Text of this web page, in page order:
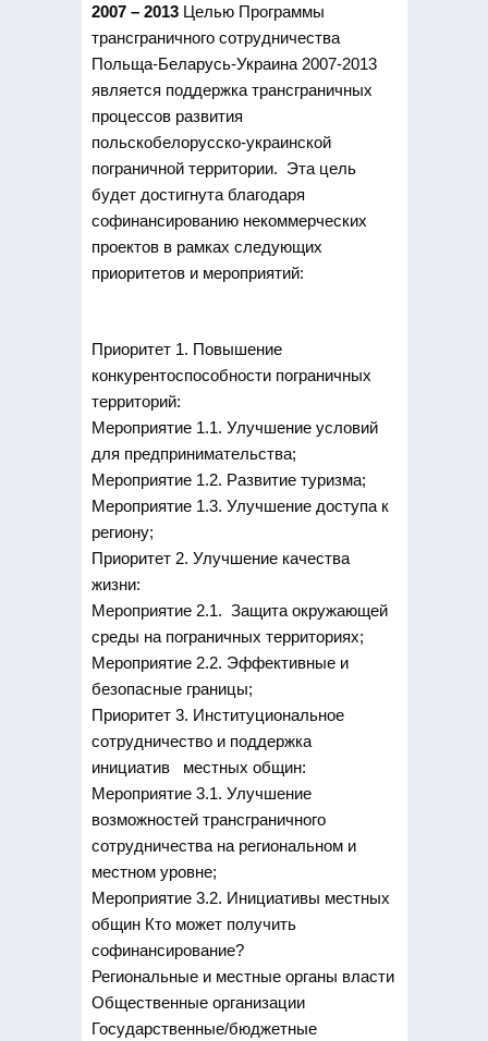
2007 – 2013Целью Программы
трансграничного сотрудничества
Польща-Беларусь-Украина 2007-2013
является поддержка трансграничных
процессов развития
польскобелорусско-украинской
пограничной территории. Эта цель
будет достигнута благодаря
софинансированию некоммерческих
проектов в рамках следующих
приоритетов и мероприятий:
Приоритет 1. Повышение
конкурентоспособности пограничных
территорий:
Мероприятие 1.1. Улучшение условий
для предпринимательства;
Мероприятие 1.2. Развитие туризма;
Мероприятие 1.3. Улучшение доступа к
региону;
Приоритет 2. Улучшение качества
жизни:
Мероприятие 2.1. Защита окружающей
среды на пограничных территориях;
Мероприятие 2.2. Эффективные и
безопасные границы;
Приоритет 3. Институциональное
сотрудничество и поддержка
инициатив местных общин:
Мероприятие 3.1. Улучшение
возможностей трансграничного
сотрудничества на региональном и
местном уровне;
Мероприятие 3.2. Инициативы местных
общин Кто может получить
софинансирование?
Региональные и местные органы власти
Общественные организации
Государственные/бюджетные